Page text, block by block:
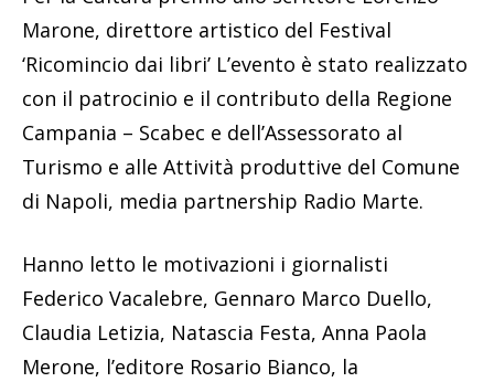
Marone, direttore artistico del Festival
‘Ricomincio dai libri’ L’evento è stato realizzato
con il patrocinio e il contributo della Regione
Campania – Scabec e dell’Assessorato al
Turismo e alle Attività produttive del Comune
di Napoli, media partnership Radio Marte.
Hanno letto le motivazioni i giornalisti
Federico Vacalebre, Gennaro Marco Duello,
Claudia Letizia, Natascia Festa, Anna Paola
Merone, l’editore Rosario Bianco, la